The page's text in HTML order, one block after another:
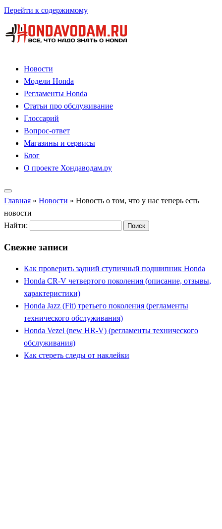
Перейти к содержимому
Новости
Модели Honda
Регламенты Honda
Статьи про обслуживание
Глоссарий
Вопрос-ответ
Магазины и сервисы
Блог
О проекте Хондаводам.ру
Главная » Новости » Новость о том, что у нас теперь есть
новости
Найти:
Свежие записи
Как проверить задний ступичный подшипник Honda
Honda CR-V четвертого поколения (описание, отзывы,
характеристики)
Honda Jazz (Fit) третьего поколения (регламенты
технического обслуживания)
Honda Vezel (new HR-V) (регламенты технического
обслуживания)
Как стереть следы от наклейки